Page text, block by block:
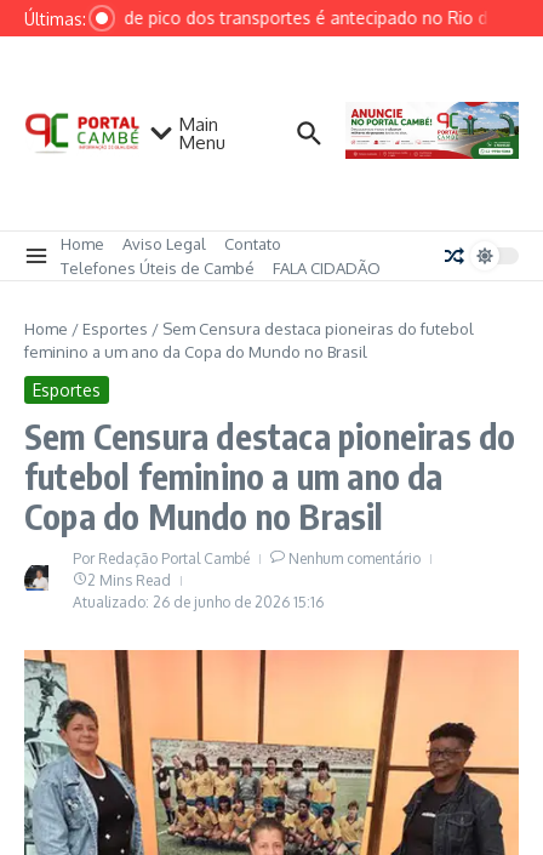
Ir para o conteúdo
Últimas:Horário de pico dos transportes é antecipado no Rio devido à
Main
Menu
Home Aviso Legal
Contato
Telefones Úteis de Cambé
FALA CIDADÃO
Home / Esportes / Sem Censura destaca pioneiras do futebol
feminino a um ano da Copa do Mundo no Brasil
Esportes
Sem Censura destaca pioneiras do
futebol feminino a um ano da
Copa do Mundo no Brasil
Por Redação Portal Cambé
Nenhum comentário
2 Mins Read
Atualizado: 26 de junho de 2026 15:16